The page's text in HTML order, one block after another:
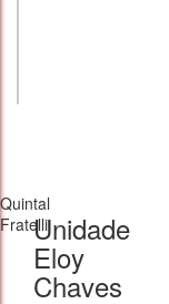
Quintal
FratelliUnidade
Eloy
Chaves